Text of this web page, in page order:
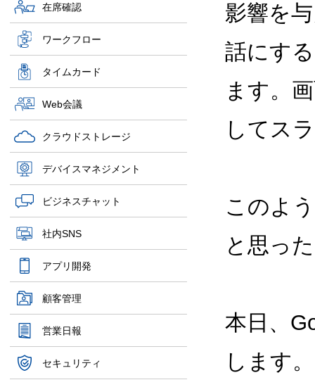
在席確認
ワークフロー
タイムカード
Web会議
クラウドストレージ
デバイスマネジメント
ビジネスチャット
社内SNS
アプリ開発
顧客管理
営業日報
セキュリティ
影響を
話にす
ます。
してス
このよ
と思っ
本日、
します